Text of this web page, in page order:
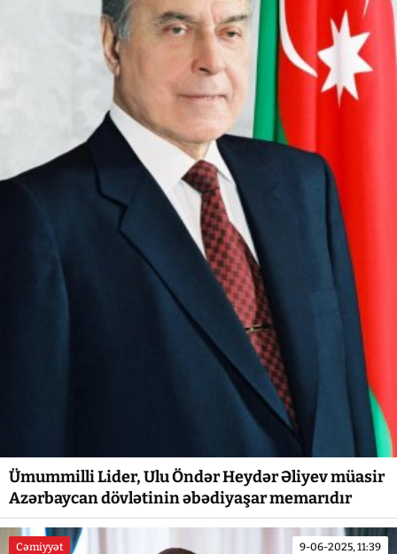
Ümummilli Lider, Ulu Öndər Heydər Əliyev müasir
Azərbaycan dövlətinin əbədiyaşar memarıdır
Cəmiyyət 9-06-2025, 11:39